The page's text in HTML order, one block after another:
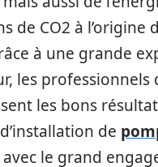
de CO2 à l’origine
à une grande
les professionnels
les bons
de
avec le grand